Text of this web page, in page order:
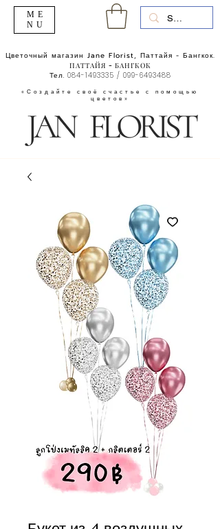
«Создайте своё счастье с помощью
цветов»
Цветочный магазин Jane Florist, Паттайя - Бангкок.
ПАТТАЙЯ - БАНГКОК
Тел. 084-1493335 / 099-6493488
ME
NU